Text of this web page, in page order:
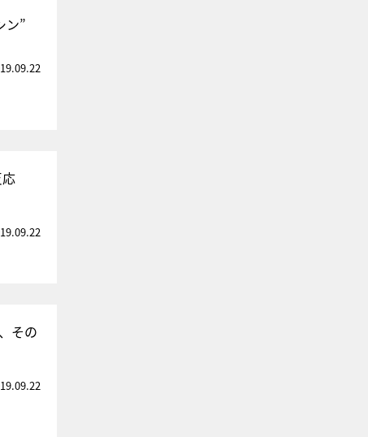
ン”
その